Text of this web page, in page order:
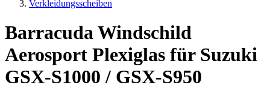
Verkleidungsscheiben
Barracuda Windschild
Aerosport Plexiglas für Suzuki
GSX-S1000 / GSX-S950